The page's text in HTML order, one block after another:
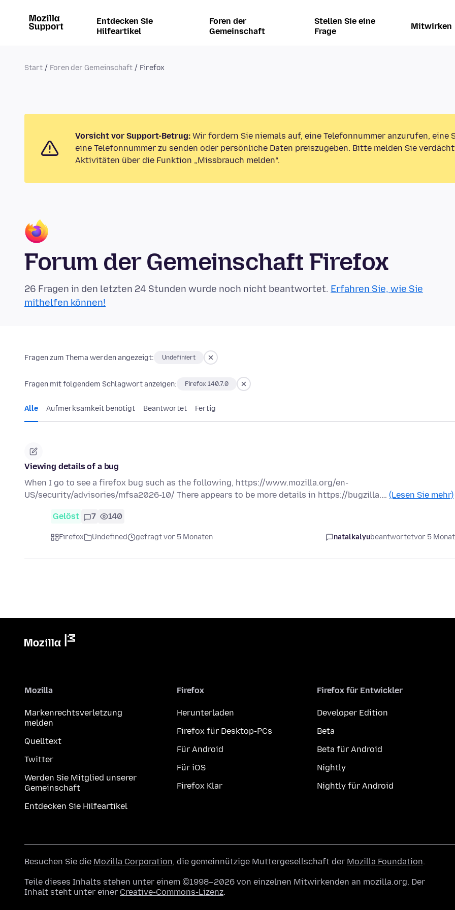
Entdecken Sie
Hilfeartikel
Foren der
Gemeinschaft
Stellen Sie eine
Frage
Mitwirken
Start Foren der Gemeinschaft Firefox
Vorsicht vor Support-Betrug: Wir fordern Sie niemals auf, eine Telefonnummer anzurufen, eine
eine Telefonnummer zu senden oder persönliche Daten preiszugeben. Bitte melden Sie
Aktivitäten über die Funktion „Missbrauch melden“.
Forum der Gemeinschaft Firefox
26 Fragen in den letzten 24 Stunden wurde noch nicht beantwortet. Erfahren Sie, wie Sie
mithelfen können!
Fragen zum Thema werden angezeigt: Undefiniert
Fragen mit folgendem Schlagwort anzeigen: Firefox 140.7.0
Alle Aufmerksamkeit benötigt Beantwortet Fertig
Viewing details of a bug
When I go to see a firefox bug such as the following, https://www.mozilla.org/en-
US/security/advisories/mfsa2026-10/ There appears to be more details in https://bugzilla.… (Lesen Sie mehr)
Gelöst 7 140
Firefox Undefined gefragt vor 5 Monaten natalkalyubeantwortetvor 5
Mozilla
Markenrechtsverletzung
melden
Quelltext
Twitter
Werden Sie Mitglied unserer
Gemeinschaft
Entdecken Sie Hilfeartikel
Firefox
Herunterladen
Firefox für Desktop-PCs
Für Android
Für iOS
Firefox Klar
Firefox für Entwickler
Developer Edition
Beta
Beta für Android
Nightly
Nightly für Android
Besuchen Sie die Mozilla Corporation, die gemeinnützige Muttergesellschaft der Mozilla Foundation.
Teile dieses Inhalts stehen unter einem ©1998–2026 von einzelnen Mitwirkenden an mozilla.org. Der
Inhalt steht unter einer Creative-Commons-Lizenz.